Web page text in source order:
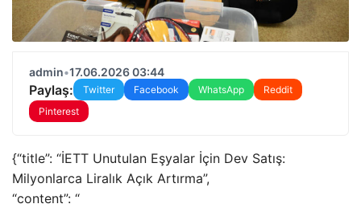
admin•17.06.2026 03:44
Paylaş: Twitter Facebook WhatsApp
Reddit
Pinterest
{“title”: “İETT Unutulan Eşyalar İçin Dev Satış:
Milyonlarca Liralık Açık Artırma”,
“content”: “